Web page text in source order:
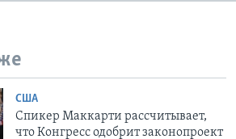
США
Спикер Маккарти рассчитывает,
что Конгресс одобрит законопроект